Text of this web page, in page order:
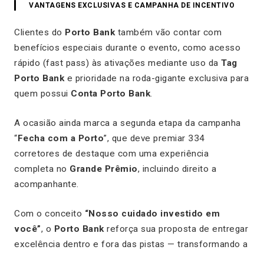
VANTAGENS EXCLUSIVAS E CAMPANHA DE INCENTIVO
Clientes do Porto Banktambém vão contar com
benefícios especiais durante o evento, como acesso
rápido (fast pass) às ativações mediante uso da Tag
Porto Banke prioridade na roda-gigante exclusiva para
quem possui Conta Porto Bank.
A ocasião ainda marca a segunda etapa da campanha
“Fecha com a Porto”, que deve premiar 334
corretores de destaque com uma experiência
completa no Grande Prêmio, incluindo direito a
acompanhante.
Com o conceito “Nosso cuidado investido em
você”, o Porto Bankreforça sua proposta de entregar
excelência dentro e fora das pistas — transformando a